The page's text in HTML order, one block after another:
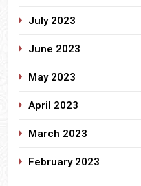
July 2023
June 2023
May 2023
April 2023
March 2023
February 2023